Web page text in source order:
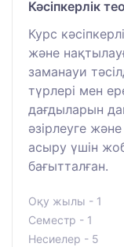
Кәсіпкерлік
Курс
және
заманауи
түрлері мен
дағдыларын
әзірлеуге
асыру үшін
бағытталған.
Оқу жылы - 1
Семестр - 1
Несиелер - 5